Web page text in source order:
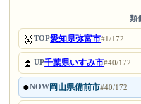
類
🥇TOP愛知県弥富市#1/172
⏫UP千葉県いすみ市#40/172
●NOW岡山県備前市#40/172